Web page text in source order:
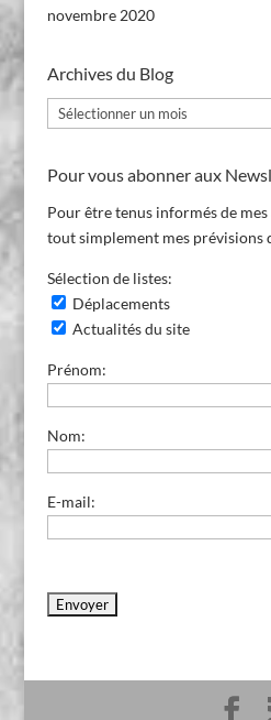
novembre 2020
Archives du Blog
Archives
du
Pour vous abonner aux
Pour être tenus informés de
tout simplement mes prévisions
Sélection de listes:
Déplacements
Actualités du site
Prénom:
Nom:
E-mail: